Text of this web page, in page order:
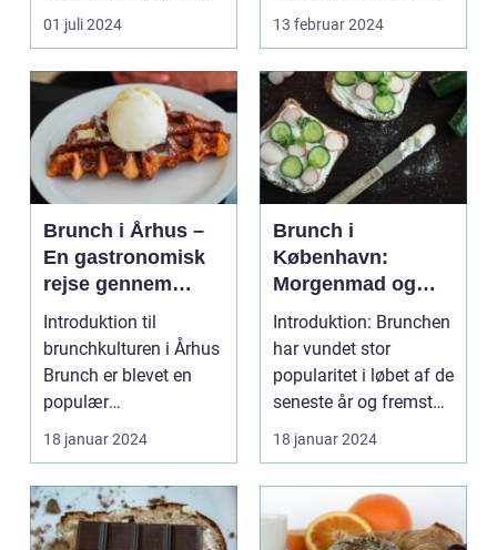
for...
01 juli 2024
festivaler som farver...
13 februar 2024
Brunch i Århus –
En gastronomisk
rejse gennem
byens bedste
morgenmadsspot
Introduktion til
brunchkulturen i Århus
Brunch er blevet en
populær
spiseoplevelse, der
kombinerer ...
18 januar 2024
Brunch i
København:
Morgenmad og
frokost i perfekt
harmoni
Introduktion: Brunchen
har vundet stor
popularitet i løbet af de
seneste år og fremstår
som en perfe...
18 januar 2024